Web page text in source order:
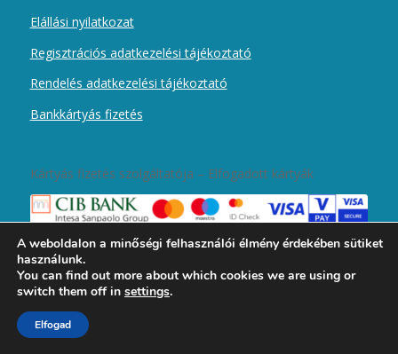
Elállási nyilatkozat
Regisztrációs adatkezelési tájékoztató
Rendelés adatkezelési tájékoztató
Bankkártyás fizetés
Kártyás fizetés szolgáltatója – Elfogadott kártyák
2019 © Copyright - Magyar Kurír Újember wobbolt -
Kriesi
A weboldalon a minőségi felhasználói élmény érdekében sütiket
használunk.
You can find out more about which cookies we are using or
switch them off in settings.
Elfogad